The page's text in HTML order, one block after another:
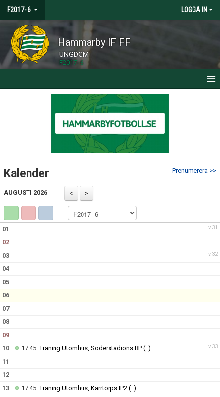
F2017- 6 LOGGA IN
Hammarby IF FF
UNGDOM
F2017- 6
BILDGALLERI
DOKUMENT
KONTAKT
Prenumerera >>
Kalender
AUGUSTI 2026
v.31
01
02
v.32
03
04
05
06
07
08
09
v.33
10 17:45Träning Utomhus, Söderstadions BP (..)
11
12
13
17:45Träning Utomhus, Kärrtorps IP2 (..)